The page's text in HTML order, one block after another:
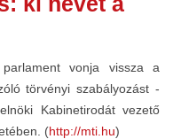
vonja vissza a
törvényi szabályozást -
Kabinetirodát vezető
(http://mti.hu)